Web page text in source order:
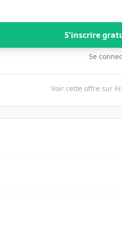
S'inscrire
Se
Voir cette offre sur